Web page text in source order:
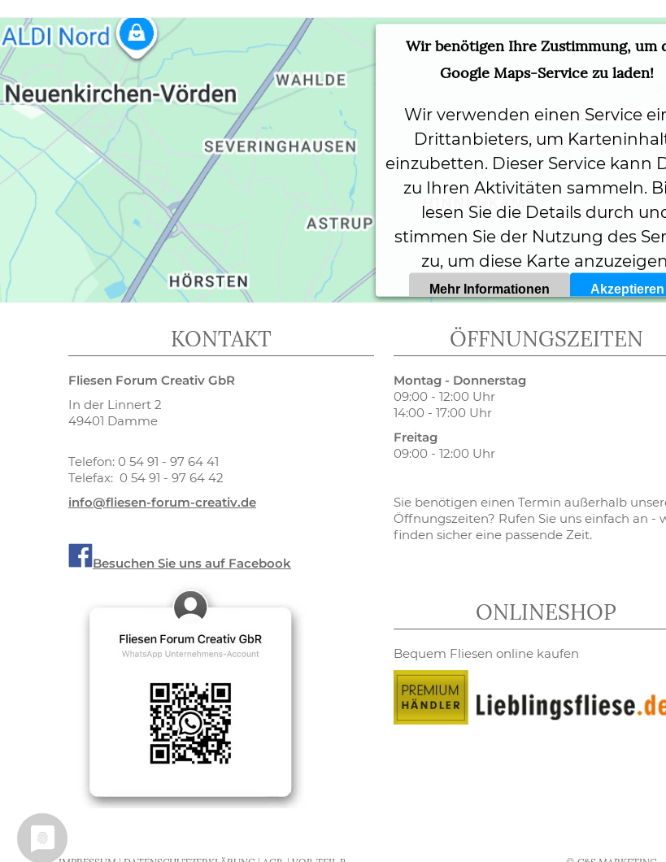
Wir benötigen Ihre Zustimmung, um
Google Maps-Service zu laden!
Wir verwenden einen Service
Drittanbieters, um
einzubetten. Dieser Service kann
zu Ihren Aktivitäten sammeln.
lesen Sie die Details durch
stimmen Sie der Nutzung des
zu, um diese Karte
Mehr Informationen Akzeptieren
Powered by
KONTAKT
Fliesen Forum Creativ GbR
In der Linnert 2
49401 Damme
Telefon: 0 54 91 - 97 64 41
Telefax: 0 54 91 - 97 64 42
info@fliesen-forum-creativ.de
Besuchen Sie uns auf Facebook
ÖFFNUNGSZEITEN
Montag - Donnerstag
09:00 - 12:00 Uhr
14:00 - 17:00 Uhr
Freitag
09:00 - 12:00 Uhr
Sie benötigen einen Termin außerhalb
Öffnungszeiten? Rufen Sie uns einfach an -
finden sicher eine passende Zeit.
ONLINESHOP
Bequem Fliesen online kaufen